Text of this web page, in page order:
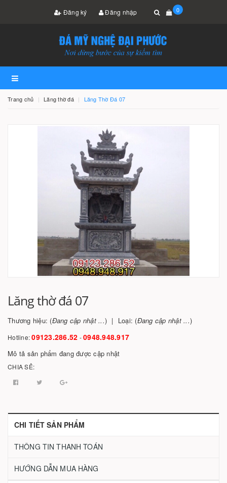
Đăng ký Đăng nhập 0
Trang chủ Lăng thờ đá Lăng Thờ Đá 07
Lăng thờ đá 07
Thương hiệu: (Đang cập nhật ...) Loại: (Đang cập nhật ...)
Hotline:09123.286.52 -0948.948.917
Mô tả sản phẩm đang được cập nhật
CHIA SẺ:
CHI TIẾT SẢN PHẨM
THÔNG TIN THANH TOÁN
HƯỚNG DẪN MUA HÀNG